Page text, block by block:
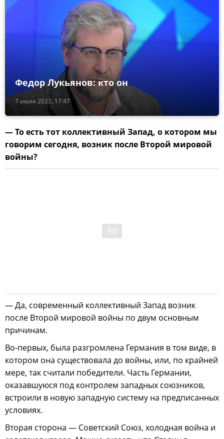
7 июля 2023, 17:47
Федор Лукьянов: кто он
— То есть тот коллективный Запад, о котором мы
говорим сегодня, возник после Второй мировой
войны?
— Да, современный коллективный Запад возник
после Второй мировой войны по двум основным
причинам.
Во-первых, была разгромлена Германия в том виде, в
котором она существовала до войны, или, по крайней
мере, так считали победители. Часть Германии,
оказавшуюся под контролем западных союзников,
встроили в новую западную систему на предписанных
условиях.
Вторая сторона — Советский Союз, холодная война и